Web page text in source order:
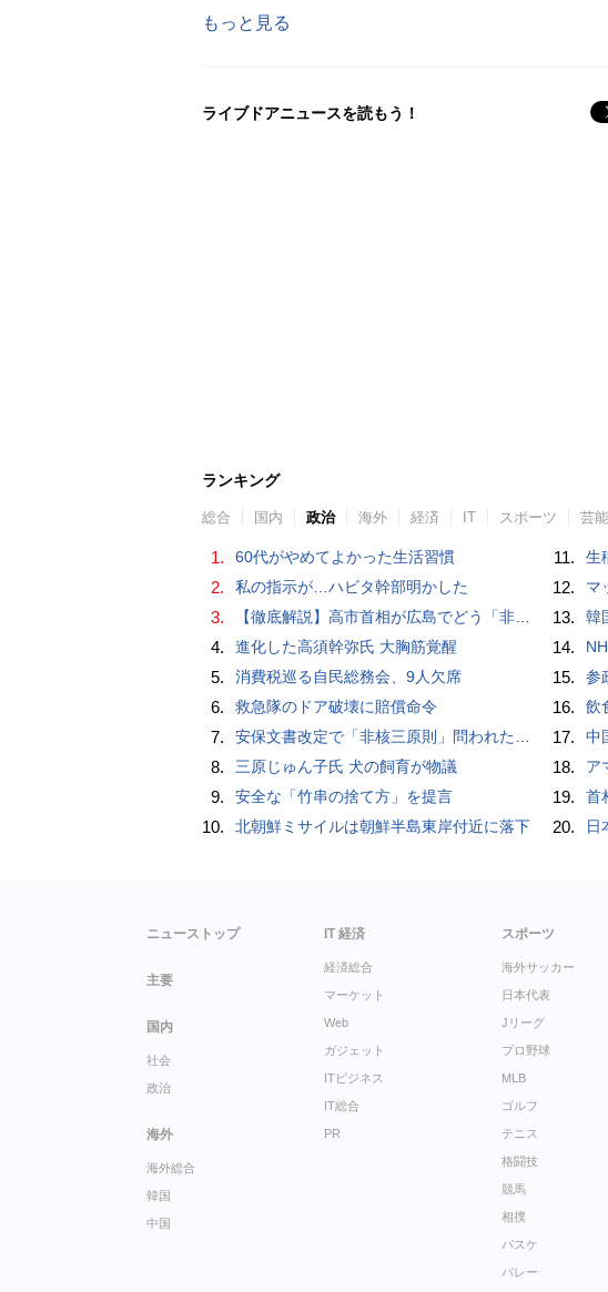
もっと見る
ライブドアニュースを読もう！
ランキング
総合 国内 政治 海外 経済 IT スポーツ 芸能
1. 60代がやめてよかった生活習慣
2. 私の指示が…ハビタ幹部明かした
3. 【徹底解説】高市首相が広島でどう「非核三原則」言及？現状にとどめ将来は明言せず 著書では「邪魔になる」と主張
4. 進化した高須幹弥氏 大胸筋覚醒
5. 消費税巡る自民総務会、9人欠席
6. 救急隊のドア破壊に賠償命令
7. 安保文書改定で「非核三原則」問われた高市首相、「私が予断することは差し控える」…堅持維持へ明言避ける
8. 三原じゅん子氏 犬の飼育が物議
9. 安全な「竹串の捨て方」を提言
10. 北朝鮮ミサイルは朝鮮半島東岸付近に落下
11. 生
12. マ
13. 韓
14.
15. 参
16. 飲
17. 中
18. ア
19. 首
20. 日
ニューストップ
主要
国内
社会
政治
海外
海外総合
韓国
中国
IT 経済
経済総合
マーケット
Web
ガジェット
ITビジネス
IT総合
PR
スポーツ
海外サッカー
日本代表
Jリーグ
プロ野球
MLB
ゴルフ
テニス
格闘技
競馬
相撲
バスケ
バレー